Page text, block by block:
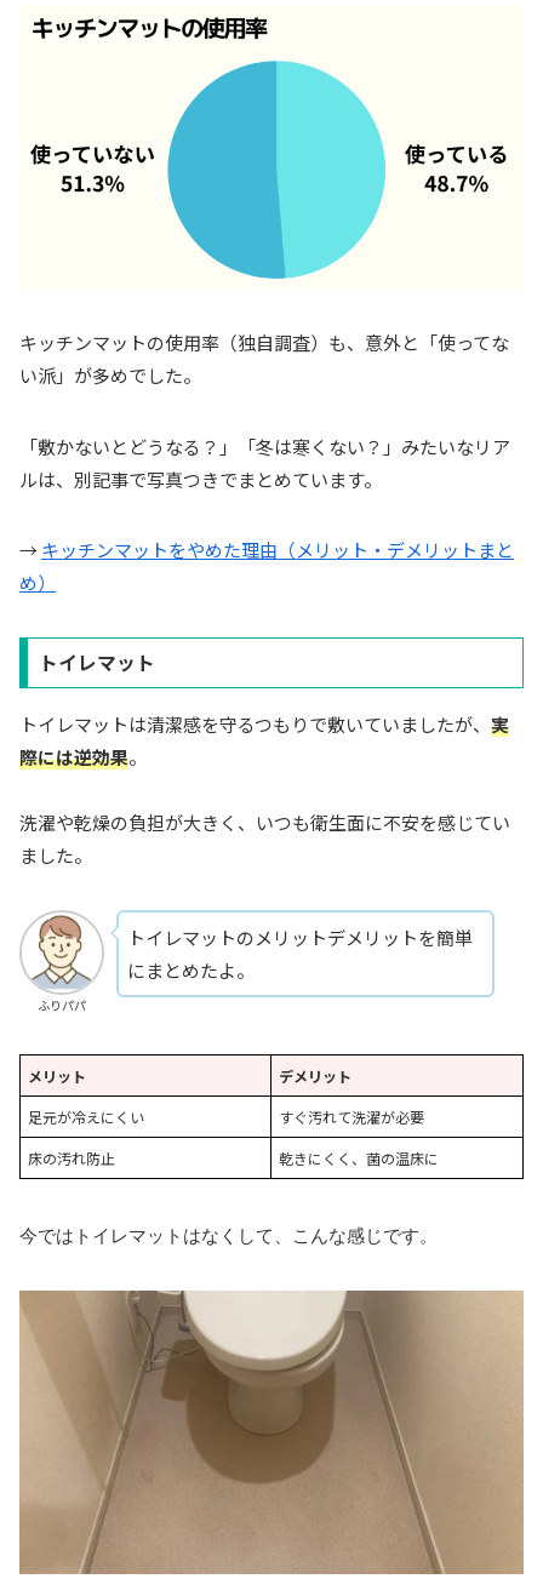
キッチンマットの使用率（独自調査）も、意外と「使ってな
い派」が多めでした。
「敷かないとどうなる？」「冬は寒くない？」みたいなリア
ルは、別記事で写真つきでまとめています。
→キッチンマットをやめた理由（メリット・デメリットまと
め）
トイレマット
トイレマットは清潔感を守るつもりで敷いていましたが、 実
際には逆効果。
洗濯や乾燥の負担が大きく、いつも衛生面に不安を感じてい
ました。
ふりパパ
トイレマットのメリットデメリットを簡単
にまとめたよ。
メリット
デメリット
足元が冷えにくい
すぐ汚れて洗濯が必要
床の汚れ防止
乾きにくく、菌の温床に
今ではトイレマットはなくして、こんな感じです。